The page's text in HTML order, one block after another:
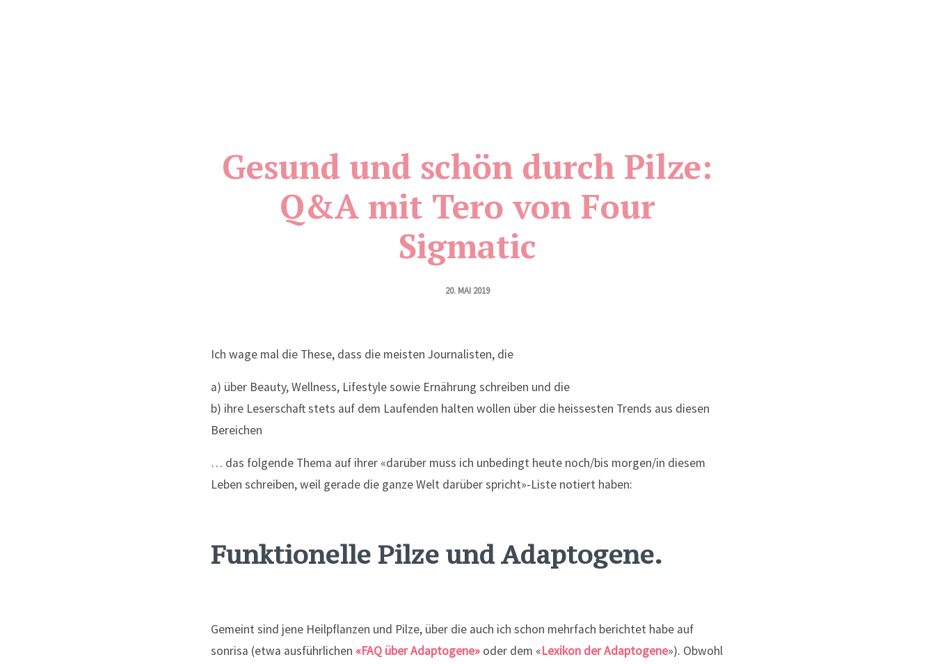
Gesund und schön durch Pilze:
Q&A mit Tero von Four
Sigmatic
20. MAI 2019
Ich wage mal die These, dass die meisten Journalisten, die
a) über Beauty, Wellness, Lifestyle sowie Ernährung schreiben und die
b) ihre Leserschaft stets auf dem Laufenden halten wollen über die heissesten Trends aus diesen
Bereichen
… das folgende Thema auf ihrer «darüber muss ich unbedingt heute noch/bis morgen/in diesem
Leben schreiben, weil gerade die ganze Welt darüber spricht»-Liste notiert haben:
Funktionelle Pilze und Adaptogene.
Gemeint sind jene Heilpflanzen und Pilze, über die auch ich schon mehrfach berichtet habe auf
sonrisa (etwa ausführlichen «FAQ über Adaptogene»oder dem «Lexikon der Adaptogene»). Obwohl